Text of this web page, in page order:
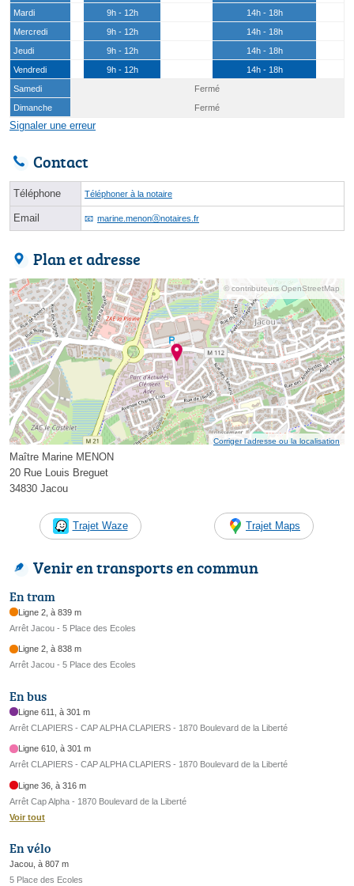
Mardi
9h - 12h
14h - 18h
Mercredi
9h - 12h
14h - 18h
Jeudi
9h - 12h
14h - 18h
Vendredi
9h - 12h
14h - 18h
Samedi
Fermé
Dimanche
Fermé
Signaler une erreur
Contact
Téléphone Téléphoner à la notaire
Email marine.menonⓐnotaires.fr
Plan et adresse
© contributeurs OpenStreetMap
Corriger l’adresse ou la localisation
Maître Marine MENON
20 Rue Louis Breguet
34830 Jacou
Trajet Waze Trajet Maps
Venir en transports en commun
En tram
Ligne 2, à 839 m
Arrêt Jacou - 5 Place des Ecoles
Ligne 2, à 838 m
Arrêt Jacou - 5 Place des Ecoles
En bus
Ligne 611, à 301 m
Arrêt CLAPIERS - CAP ALPHA CLAPIERS - 1870 Boulevard de la Liberté
Ligne 610, à 301 m
Arrêt CLAPIERS - CAP ALPHA CLAPIERS - 1870 Boulevard de la Liberté
Ligne 36, à 316 m
Arrêt Cap Alpha - 1870 Boulevard de la Liberté
Voir tout
En vélo
Jacou, à 807 m
5 Place des Ecoles